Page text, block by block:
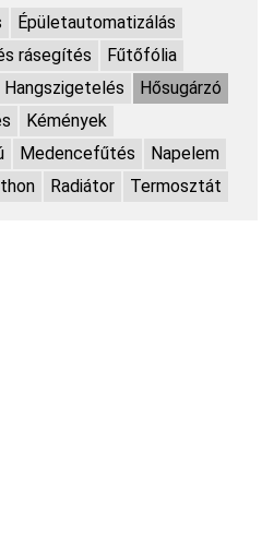
Épületautomatizálás
rásegítés
Fűtőfólia
Hangszigetelés
Hősugárzó
Kémények
Medencefűtés
Napelem
Radiátor Termosztát